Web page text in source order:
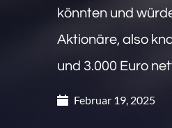
könnten und
Aktionäre, also
und 3.000 Euro
Februar 19, 2025